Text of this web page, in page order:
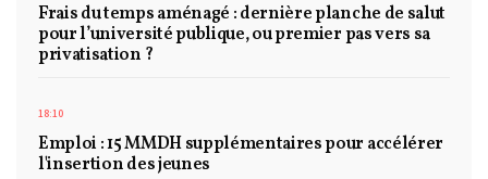
Frais du temps aménagé : dernière planche de salut
pour l’université publique, ou premier pas vers sa
privatisation ?
18:10
Emploi : 15 MMDH supplémentaires pour accélérer
l'insertion des jeunes